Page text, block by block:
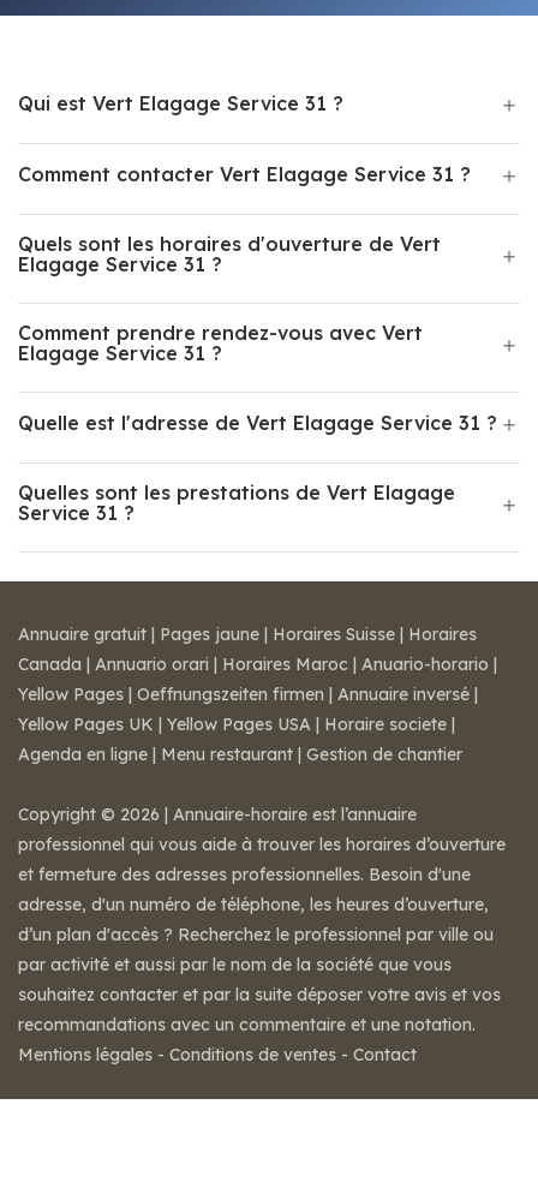
Qui est Vert Elagage Service 31 ?
Comment contacter Vert Elagage Service 31 ?
Quels sont les horaires d'ouverture de Vert
Elagage Service 31 ?
Comment prendre rendez-vous avec Vert
Elagage Service 31 ?
Quelle est l'adresse de Vert Elagage Service 31 ?
Quelles sont les prestations de Vert Elagage
Service 31 ?
Annuaire gratuit | Pages jaune | Horaires Suisse | Horaires
Canada | Annuario orari | Horaires Maroc | Anuario-horario |
Yellow Pages | Oeffnungszeiten firmen | Annuaire inversé |
Yellow Pages UK | Yellow Pages USA | Horaire societe |
Agenda en ligne | Menu restaurant | Gestion de chantier
Copyright © 2026 | Annuaire-horaire est l’annuaire
professionnel qui vous aide à trouver les horaires d’ouverture
et fermeture des adresses professionnelles. Besoin d'une
adresse, d'un numéro de téléphone, les heures d’ouverture,
d’un plan d'accès ? Recherchez le professionnel par ville ou
par activité et aussi par le nom de la société que vous
souhaitez contacter et par la suite déposer votre avis et vos
recommandations avec un commentaire et une notation.
Mentions légales - Conditions de ventes - Contact